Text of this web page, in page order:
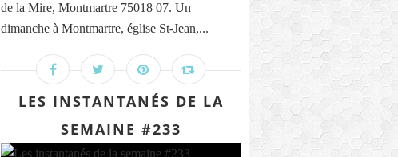
de la Mire, Montmartre 75018 07. Un
dimanche à Montmartre, église St-Jean,...
LES INSTANTANÉS DE LA
SEMAINE #233